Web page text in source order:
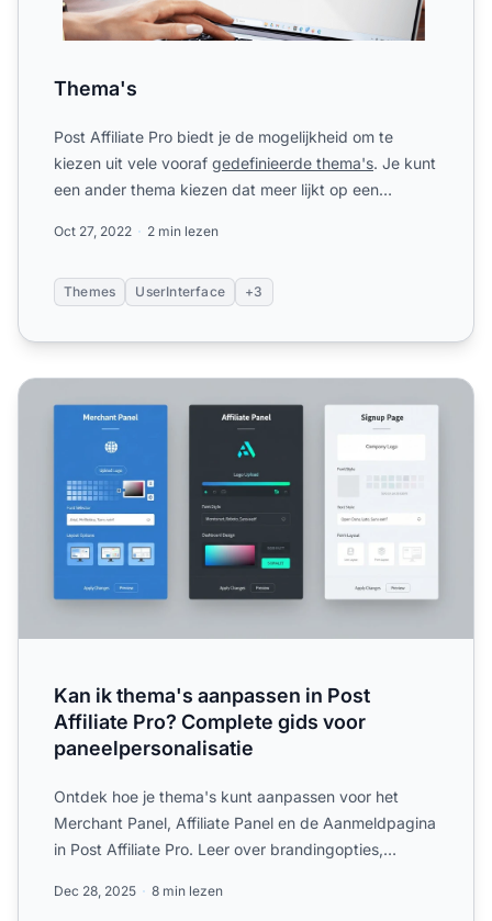
Thema's
Post Affiliate Pro biedt je de mogelijkheid om te
kiezen uit vele vooraf gedefinieerde thema's. Je kunt
een ander thema kiezen dat meer lijkt op een
Oct 27, 2022 2 min lezen
Themes UserInterface +3
Kan ik thema's aanpassen in Post Affiliate Pro?
Kan ik thema's aanpassen in Post
Affiliate Pro? Complete gids voor
paneelpersonalisatie
Ontdek hoe je thema's kunt aanpassen voor het
Merchant Panel, Affiliate Panel en de Aanmeldpagina
in Post Affiliate Pro. Leer over brandingopties,
Dec 28, 2025 8 min lezen